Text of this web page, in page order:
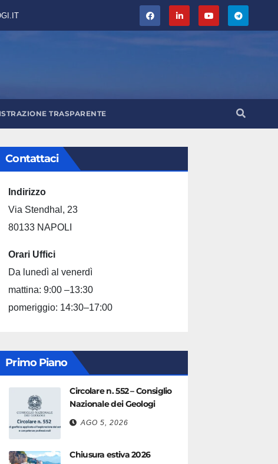
TRASPARENTE
Contattaci
Indirizzo
Via Stendhal, 23
80133 NAPOLI
Orari Uffici
Da lunedì al venerdì
mattina: 9:00 –13:30
pomeriggio: 14:30–17:00
Primo Piano
Circolare n. 552 – Consiglio
Nazionale dei Geologi
AGO 5, 2026
Chiusura estiva 2026